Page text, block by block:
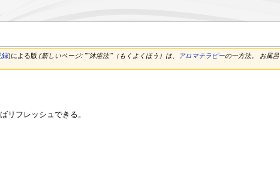
録)による版 (新しいページ: ''''沐浴法'''（もくよくほう）は、 アロマテラピーの一方法。 お風
リフレッシュできる。